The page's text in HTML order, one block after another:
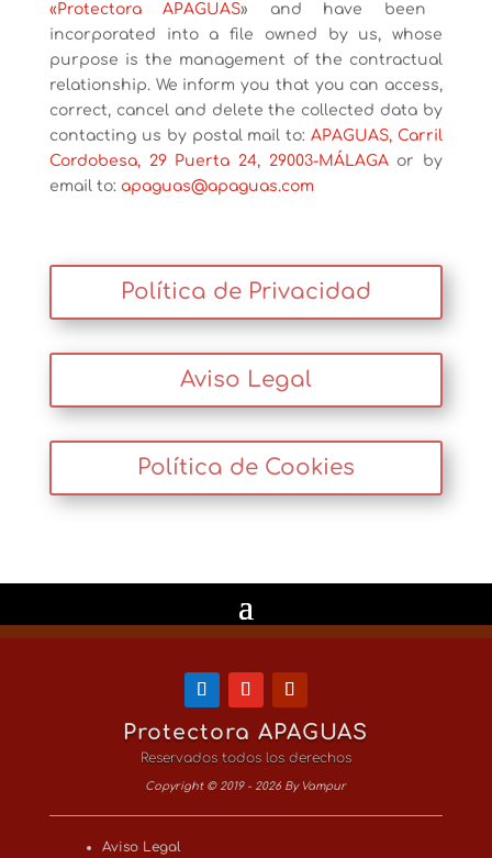
«Protectora APAGUAS» and have been
incorporated into a file owned by us, whose
purpose is the management of the contractual
relationship. We inform you that you can access,
correct, cancel and delete the collected data by
contacting us by postal mail to:APAGUAS, Carril
Cordobesa, 29 Puerta 24, 29003-MÁLAGAor by
email to: apaguas@apaguas.com
Política de Privacidad
Aviso Legal
Política de Cookies
Protectora APAGUAS
Reservados todos los derechos
Copyright © 2019 - 2026 By Vampur
Aviso Legal